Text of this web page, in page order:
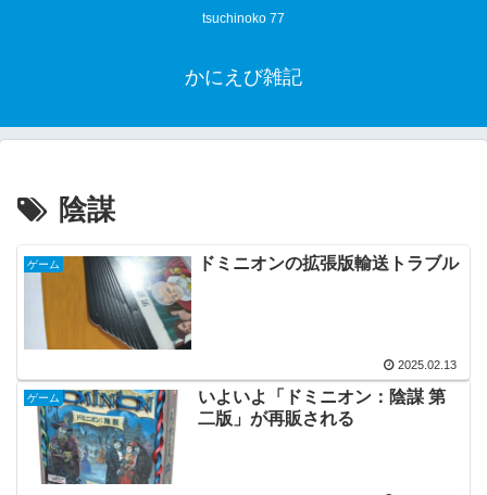
tsuchinoko 77
かにえび雑記
陰謀
ゲーム ドミニオンの拡張版輸送トラブル
2025.02.13
ゲーム
いよいよ「ドミニオン：陰謀 第
二版」が再販される